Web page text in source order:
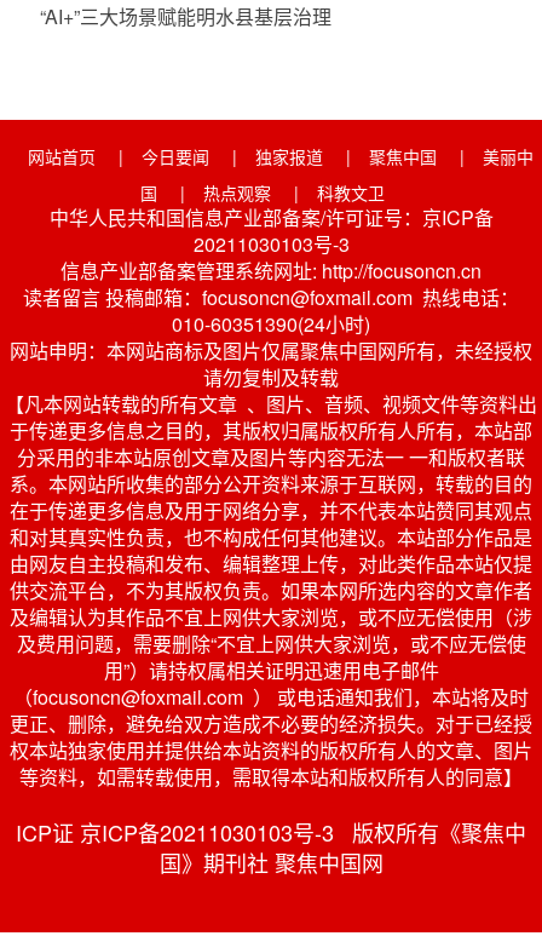
“AI+”三大场景赋能明水县基层治理
网站首页 | 今日要闻 | 独家报道 | 聚焦中国 |
美丽中
国
| 热点观察 | 科教文卫
中华人民共和国信息产业部备案/许可证号：京ICP备
20211030103号-3
信息产业部备案管理系统网址: http://focusoncn.cn
读者留言 投稿邮箱：focusoncn@foxmail.com 热线电话：
010-60351390(24小时)
网站申明：本网站商标及图片仅属聚焦中国网所有，未经授权
请勿复制及转载
【凡本网站转载的所有文章 、图片、音频、视频文件等资料出
于传递更多信息之目的，其版权归属版权所有人所有，本站部
分采用的非本站原创文章及图片等内容无法一 一和版权者联
系。本网站所收集的部分公开资料来源于互联网，转载的目的
在于传递更多信息及用于网络分享，并不代表本站赞同其观点
和对其真实性负责，也不构成任何其他建议。本站部分作品是
由网友自主投稿和发布、编辑整理上传，对此类作品本站仅提
供交流平台，不为其版权负责。如果本网所选内容的文章作者
及编辑认为其作品不宜上网供大家浏览，或不应无偿使用（涉
及费用问题，需要删除“不宜上网供大家浏览，或不应无偿使
用”）请持权属相关证明迅速用电子邮件
（focusoncn@foxmail.com ） 或电话通知我们，本站将及时
更正、删除，避免给双方造成不必要的经济损失。对于已经授
权本站独家使用并提供给本站资料的版权所有人的文章、图片
等资料，如需转载使用，需取得本站和版权所有人的同意】
ICP证 京ICP备20211030103号-3 版权所有《聚焦中
国》期刊社 聚焦中国网